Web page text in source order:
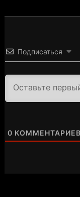
Подписаться
0 КОММЕНТАРИЕВ